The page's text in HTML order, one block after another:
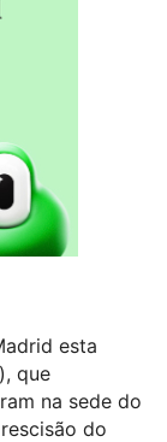
esta
que
na sede do
do